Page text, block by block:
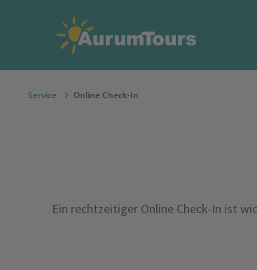
Service Online Check-In
Ein rechtzeitiger Online Check-In ist